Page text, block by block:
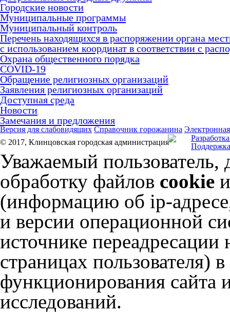
Городские новости
Муниципальные программы
Муниципальный контроль
Перечень находящихся в распоряжении органа
с использованием координат в соответствии с
Охрана общественного порядка
COVID-19
Обращение религиозных организаций
Заявления религиозных организаций
Доступная среда
Новости
Замечания и предложения
Версия для слабовидящих Справочник горожанина
© 2017, Клинцовская городская администрация
Уважаемый пользователь,
обработку файлов cookie
(информацию об ip-адресе
и версии операционной
источнике
страницах пользователя)
функционирования сайта
исследований.